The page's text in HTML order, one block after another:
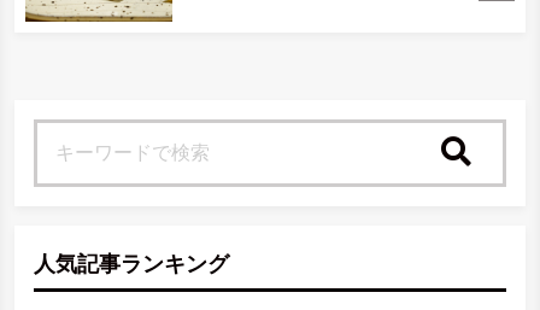
人気記事ランキング